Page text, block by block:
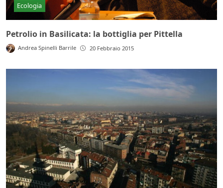
Ecologia
Petrolio in Basilicata: la bottiglia per Pittella
Andrea Spinelli Barrile 20 Febbraio 2015